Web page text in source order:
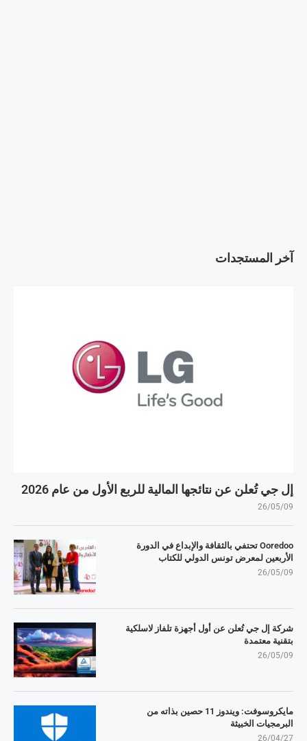
آخر المستجدات
إل جي تُعلن عن نتائجها المالية للربع الأول من عام 2026
26/05/09
Ooredoo تحتفي بالثقافة والإبداع في الدورة
الأربعين لمعرض تونس الدولي للكتاب
26/05/09
شركة إل جي تُعلن عن أول أجهزة تلفاز لاسلكية
بتقنية معتمدة
26/05/09
مايكروسوفت: ويندوز 11 حصين بذاته من
البرمجيات الخبيثة
26/04/27